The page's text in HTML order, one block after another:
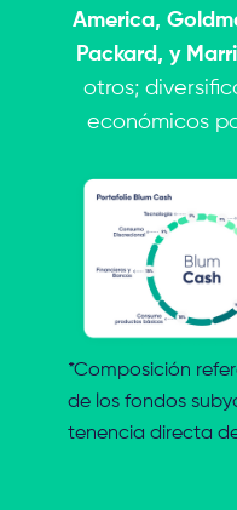
America,
Packard, y
otros;
económicos
*Composición
de los fondos
tenencia directa